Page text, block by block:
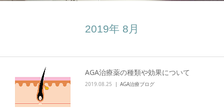
2019年 8月
AGA治療薬の種類や効果について
2019.08.25 AGA治療ブログ
アクセス